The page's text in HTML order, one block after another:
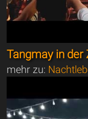
Tangmay in der
mehr zu: